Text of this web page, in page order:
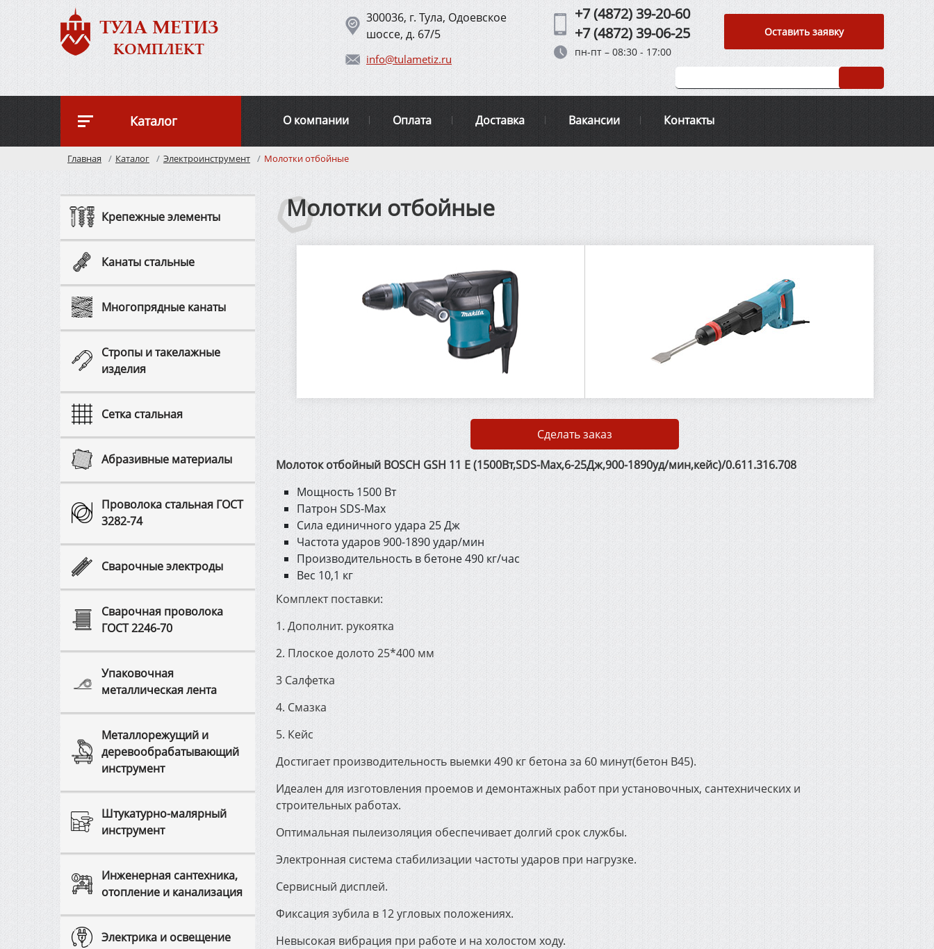
ТУЛА МЕТИЗ
КОМПЛЕКТ
300036, г. Тула, Одоевское
шоссе, д. 67/5
info@tulametiz.ru
+7 (4872) 39-20-60
+7 (4872) 39-06-25
пн-пт – 08:30 - 17:00
Оставить заявку
Каталог О компании Оплата Доставка Вакансии Контакты
Главная Каталог Электроинструмент Молотки отбойные
Крепежные элементы
Канаты стальные
Многопрядные канаты
Cтропы и такелажные
изделия
Сетка стальная
Абразивные материалы
Проволока стальная ГОСТ
3282-74
Сварочные электроды
Сварочная проволока
ГОСТ 2246-70
Упаковочная
металлическая лента
Металлорежущий и
деревообрабатывающий
инструмент
Штукатурно-малярный
инструмент
Инженерная сантехника,
отопление и канализация
Электрика и освещение
Молотки отбойные
Сделать заказ
Молоток отбойный BOSCH GSH 11 E (1500Вт,SDS-Max,6-25Дж,900-1890уд/мин,кейс)/0.611.316.708
Мощность 1500 Вт
Патрон SDS-Max
Сила единичного удара 25 Дж
Частота ударов 900-1890 удар/мин
Производительность в бетоне 490 кг/час
Вес 10,1 кг
Комплект поставки:
1. Дополнит. рукоятка
2. Плоское долото 25*400 мм
3 Салфетка
4. Смазка
5. Кейс
Достигает производительность выемки 490 кг бетона за 60 минут(бетон В45).
Идеален для изготовления проемов и демонтажных работ при установочных, сантехнических и
строительных работах.
Оптимальная пылеизоляция обеспечивает долгий срок службы.
Электронная система стабилизации частоты ударов при нагрузке.
Сервисный дисплей.
Фиксация зубила в 12 угловых положениях.
Невысокая вибрация при работе и на холостом ходу.